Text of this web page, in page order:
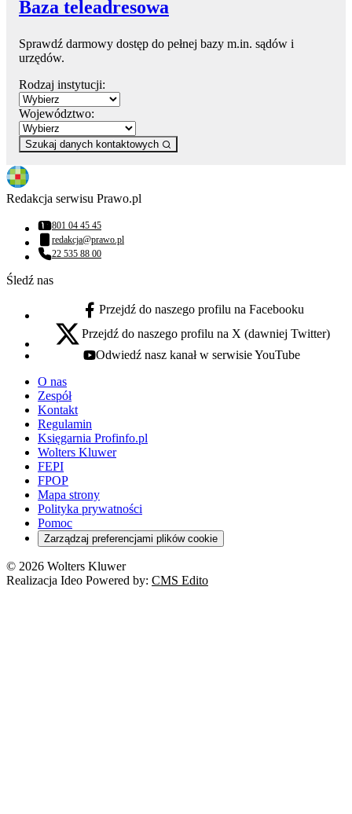
Baza teleadresowa
Sprawdź darmowy dostęp do pełnej bazy m.in. sądów i
urzędów.
Rodzaj instytucji:
Województwo:
Szukaj danych kontaktowych
Redakcja serwisu Prawo.pl
Numer telefonu:
801 04 45 45
Adres email:
redakcja@prawo.pl
Numer telefonu:
22 535 88 00
Śledź nas
facebook - otwiera się w nowej karcie
Przejdź do naszego profilu na Facebooku
x - otwiera się w nowej karcie
Przejdź do naszego profilu na X (dawniej Twitter)
youtube - otwiera się w nowej karcie
Odwiedź nasz kanał w serwisie YouTube
O nas
Zespół
Kontakt
Regulamin
Księgarnia Profinfo.pl
Wolters Kluwer
FEPI
FPOP
Mapa strony
Polityka prywatności
Pomoc
Zarządzaj preferencjami plików cookie
© 2026 Wolters Kluwer
Realizacja Ideo Powered by: CMS Edito